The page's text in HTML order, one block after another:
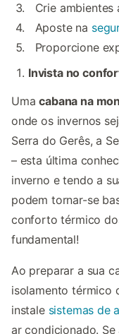
Crie ambientes
Aposte na
Proporcione
Invista no
Umacabana na
onde os invernos
Serra do Gerês, a
– esta última
inverno e tendo a
podem tornar-se
conforto térmico
fundamental!
Ao preparar a sua
isolamento térmico
instale sistemas de
ar condicionado.